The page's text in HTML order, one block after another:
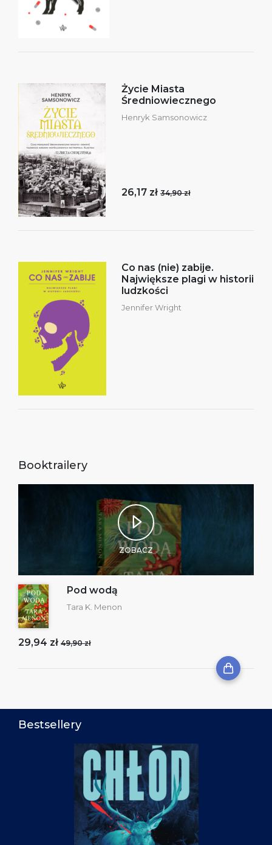
Życie Miasta
Średniowiecznego
Henryk Samsonowicz
26,17 zł 34,90 zł
Co nas (nie) zabije.
Największe plagi w historii
ludzkości
Jennifer Wright
Booktrailery
ZOBACZ
Pod wodą
Tara K. Menon
29,94 zł 49,90 zł
Bestsellery